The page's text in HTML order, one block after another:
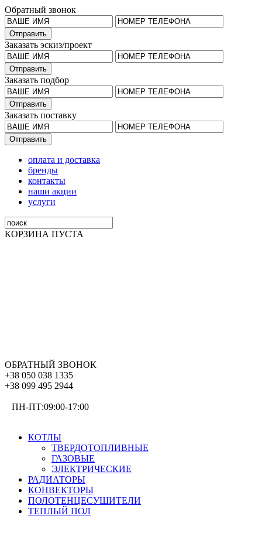
Обратный звонок
Заказать эскиз/проект
Заказать подбор
Заказать поставку
оплата и доставка
бренды
контакты
наши акции
услуги
КОРЗИНА ПУСТА
ОБРАТНЫЙ ЗВОНОК
+38 050 038 1335
+38 099 495 2944
ПН-ПТ:09:00-17:00
КОТЛЫ
ТВЕРДОТОПЛИВНЫЕ
ГАЗОВЫЕ
ЭЛЕКТРИЧЕСКИЕ
РАДИАТОРЫ
КОНВЕКТОРЫ
ПОЛОТЕНЦЕСУШИТЕЛИ
ТЕПЛЫЙ ПОЛ